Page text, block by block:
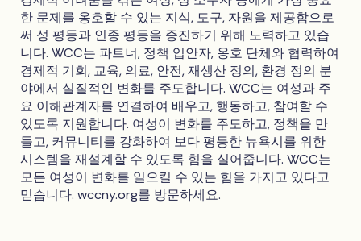
한 문제를 옹호할 수 있는 지식, 도구, 자원을 제공함으로
써 성 평등과 인종 평등을 증진하기 위해 노력하고 있습
니다. WCC는 파트너, 정책 입안자, 옹호 단체와 협력하여
경제적 기회, 교육, 의료, 안전, 재생산 정의, 환경 정의 분
야에서 실질적인 변화를 주도합니다. WCC는 여성과 주
요 이해관계자를 연결하여 배우고, 행동하고, 참여할 수
있도록 지원합니다. 여성이 변화를 주도하고, 정책을 만
들고, 커뮤니티를 강화하여 보다 평등한 뉴욕시를 위한
시스템을 재설계할 수 있도록 힘을 실어줍니다. WCC는
모든 여성이 변화를 일으킬 수 있는 힘을 가지고 있다고
믿습니다. wccny.org를 방문하세요.